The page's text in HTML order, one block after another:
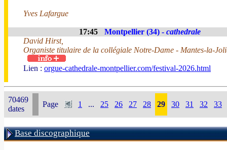
Yves Lafargue
17:45 Montpellier (34) - cathedrale
David Hirst,
Organiste titulaire de la collégiale Notre-Dame - Mantes-la-
Lien : orgue-cathedrale-montpellier.com/festival-2026.html
70469
dates
Page 1 ... 25 26 27 28 29 30 31 32 33
Base discographique